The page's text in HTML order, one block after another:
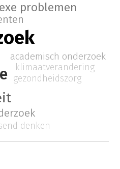
problemen
academisch onderzoek
klimaatverandering
gezondheidszorg
denken